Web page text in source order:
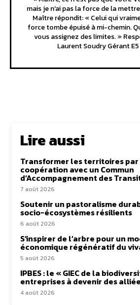
mais je n'ai pas la force de la
Maître répondit: « Celui qui
force tombe épuisé à mi-chemin.
vous assignez des limites. »
Laurent Soudry Gérant
Lire aussi
Transformer les territoires
coopération avec un Commun
d’Accompagnement des
7 août 2026
Soutenir un pastoralisme
socio-écosystèmes résilients
6 août 2026
S’inspirer de l’arbre pour un
économique régénératif du
5 août 2026
IPBES : le « GIEC de la
entreprises à devenir des
4 août 2026